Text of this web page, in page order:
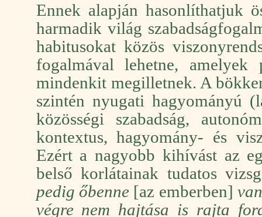
Ennek alapján hasonlíthatjuk
harmadik világ
habitusokat közös
fogalmával lehetne, amelyek
mindenkit megilletnek. A
szintén nyugati hagyományú
közösségi szabadság,
kontextus, hagyomány- és
Ezért a nagyobb kihívást az
belső korlátainak tudatos
pedig őbenne[az emberben]
végre nem hajtása is rajta